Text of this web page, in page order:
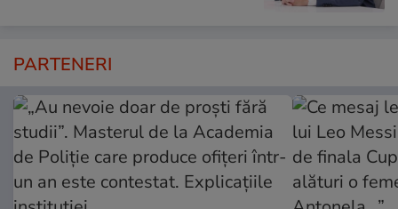
PARTENERI